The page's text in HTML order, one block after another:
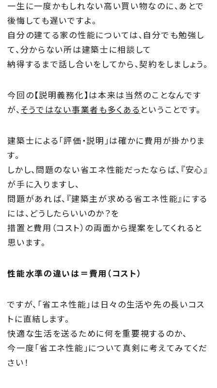
一生に一度かもしれない高い買い物なのに、あとで
後悔しても遅いですよ。
自分の建てる家の性能については、自分でも勉強し
て、分からない所は建築士に相談して
納得するまで話し合いをしてから、契約をしましょう。
今回の【説明義務化】は本来は当然のことなんです
が、そうではない事業者も多くある ということです。
建築士による「評価・説明」は確かに費用が掛かりま
す。
しかし、問題のない省エネ性能だったならば、『安心』
が手に入りますし、
問題があれば、『建築主が求める省エネ性能』にする
には、どうしたらいいのか？を
措置と費用（コスト）の両面から提案をしてくれると
思います。
性能水準の違いは＝費用（コスト）
ですが、「省エネ性能」は日々の生活や先の長いコス
トに直結します。
快適な生活を送るために何を重要視するのか、
今一度「省エネ性能」について真剣に考えてみてくだ
さい！